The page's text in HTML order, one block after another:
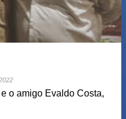
o amigo Evaldo Costa,